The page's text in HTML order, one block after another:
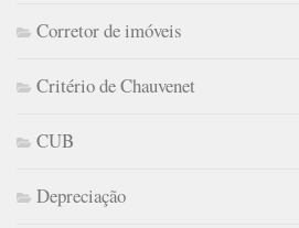
Corretor de imóveis
Critério de Chauvenet
CUB
Depreciação